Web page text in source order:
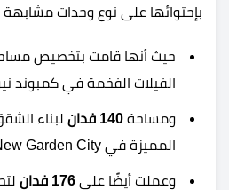
بإحتوائها على نوع وحدات
حيث أنها قامت بتخصيص
الفيلات الفخمة في كمبوند
ومساحة 140 فدان
لبناء
المميزة في New Garden City.
وعملت أيضًا على 176 فدان